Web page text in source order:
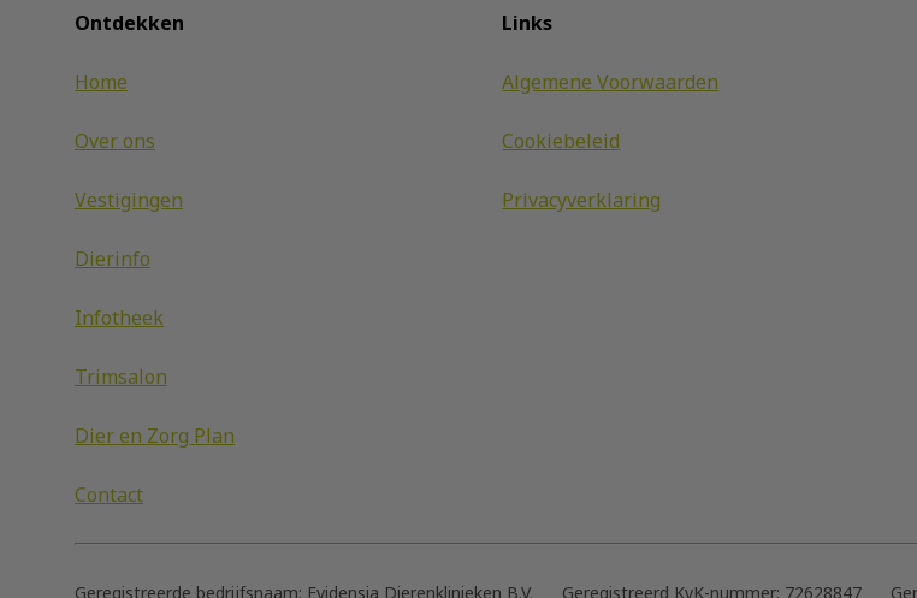
Ontdekken
Home
Over ons
Vestigingen
Dierinfo
Infotheek
Trimsalon
Dier en Zorg Plan
Contact
Links
Algemene Voorwaarden
Cookiebeleid
Privacyverklaring
Geregistreerde bedrijfsnaam: Evidensia Dierenklinieken B.V. Geregistreerd KvK-nummer: 72628847